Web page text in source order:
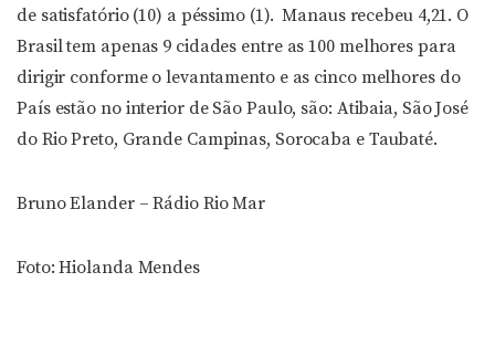
de satisfatório (10) a péssimo (1). Manaus recebeu 4,21. O
Brasil tem apenas 9 cidades entre as 100 melhores para
dirigir conforme o levantamento e as cinco melhores do
País estão no interior de São Paulo, são: Atibaia, São José
do Rio Preto, Grande Campinas, Sorocaba e Taubaté.
Bruno Elander – Rádio Rio Mar
Foto: Hiolanda Mendes